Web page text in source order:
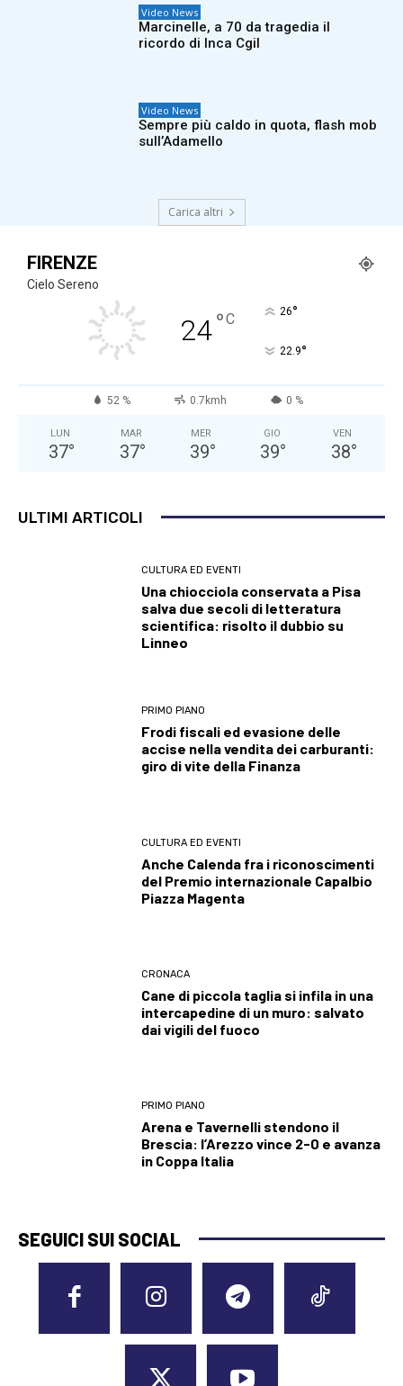
Video News
Marcinelle, a 70 da tragedia il
ricordo di Inca Cgil
Video News
Sempre più caldo in quota, flash mob
sull’Adamello
Carica altri
FIRENZE
Cielo Sereno
24°C 26°
22.9°
52 % 0.7kmh 0 %
LUN
37°
MAR
37°
MER
39°
GIO
39°
VEN
38°
ULTIMI ARTICOLI
CULTURA ED EVENTI
Una chiocciola conservata a Pisa
salva due secoli di letteratura
scientifica: risolto il dubbio su
Linneo
PRIMO PIANO
Frodi fiscali ed evasione delle
accise nella vendita dei carburanti:
giro di vite della Finanza
CULTURA ED EVENTI
Anche Calenda fra i riconoscimenti
del Premio internazionale Capalbio
Piazza Magenta
CRONACA
Cane di piccola taglia si infila in una
intercapedine di un muro: salvato
dai vigili del fuoco
PRIMO PIANO
Arena e Tavernelli stendono il
Brescia: l’Arezzo vince 2-0 e avanza
in Coppa Italia
SEGUICI SUI SOCIAL